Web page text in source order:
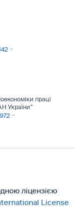
праці
України”
ліцензією
License